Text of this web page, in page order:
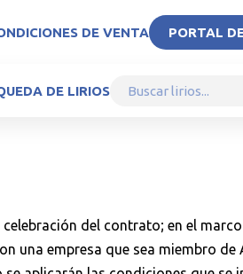
DE VENTA PORTAL
DE LIRIOS
del contrato; en el
una empresa que sea miembro de